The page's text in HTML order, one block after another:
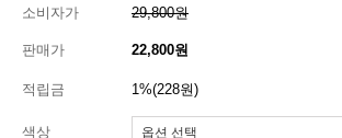
소비자가 29,800원
판매가 22,800원
적립금 1%(228원)
색상